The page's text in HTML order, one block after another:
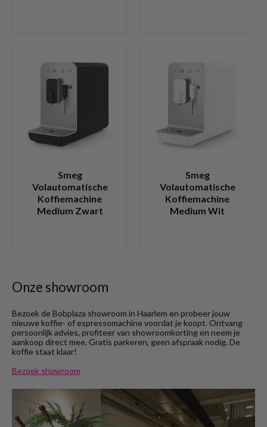
Smeg
Volautomatische
Koffiemachine
Medium Zwart
Smeg
Volautomatische
Koffiemachine
Medium Wit
Onze showroom
Bezoek de Bobplaza showroom in Haarlem en probeer jouw
nieuwe koffie- of espressomachine voordat je koopt. Ontvang
persoonlijk advies, profiteer van showroomkorting en neem je
aankoop direct mee. Gratis parkeren, geen afspraak nodig. De
koffie staat klaar!
Bezoek showroom